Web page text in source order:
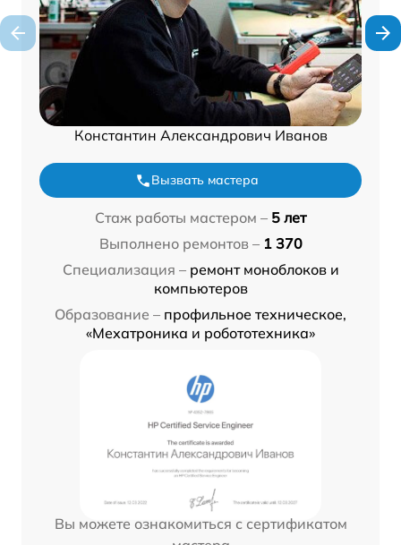
Константин Александрович Иванов
Вызвать мастера
Стаж работы мастером – 5 лет
Выполнено ремонтов – 1 370
Специализация – ремонт моноблоков и
компьютеров
Образование – профильное техническое,
«Мехатроника и робототехника»
Вы можете ознакомиться с сертификатом